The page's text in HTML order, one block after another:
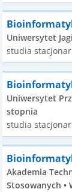
Uniwersytet
studia
Uniwersytet
stopnia
studia
Akademia
Stosowanych •